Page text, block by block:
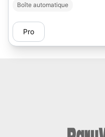
Boîte automatique
Pro